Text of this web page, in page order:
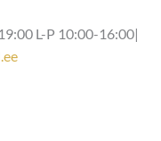
L-P 10:00-16:00|